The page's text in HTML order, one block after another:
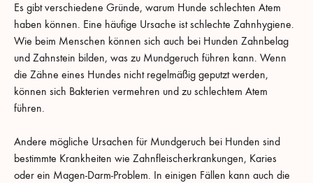
Es gibt verschiedene Gründe, warum Hunde schlechten Atem
haben können. Eine häufige Ursache ist schlechte Zahnhygiene.
Wie beim Menschen können sich auch bei Hunden Zahnbelag
und Zahnstein bilden, was zu Mundgeruch führen kann. Wenn
die Zähne eines Hundes nicht regelmäßig geputzt werden,
können sich Bakterien vermehren und zu schlechtem Atem
führen.
Andere mögliche Ursachen für Mundgeruch bei Hunden sind
bestimmte Krankheiten wie Zahnfleischerkrankungen, Karies
oder ein Magen-Darm-Problem. In einigen Fällen kann auch die